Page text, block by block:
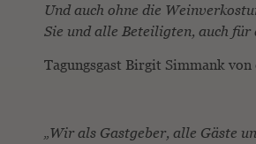
Und auch ohne die
Sie und alle Beteiligten, auch
Tagungsgast Birgit Simmank
„Wir als Gastgeber, alle Gäste